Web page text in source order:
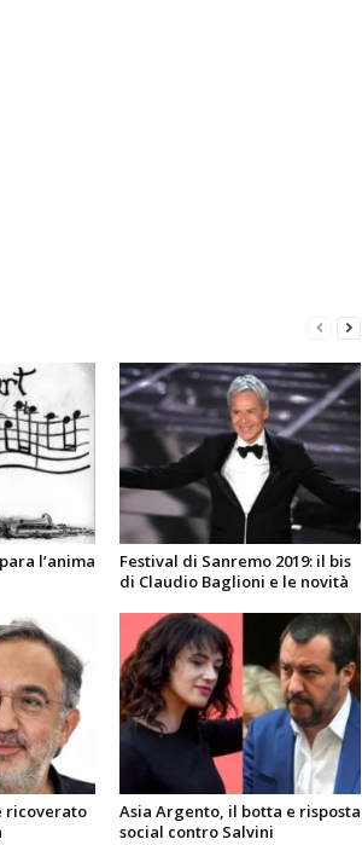
l’anima
Festival di Sanremo 2019: il bis
di Claudio Baglioni e le novità
ricoverato
Asia Argento, il botta e risposta
social contro Salvini